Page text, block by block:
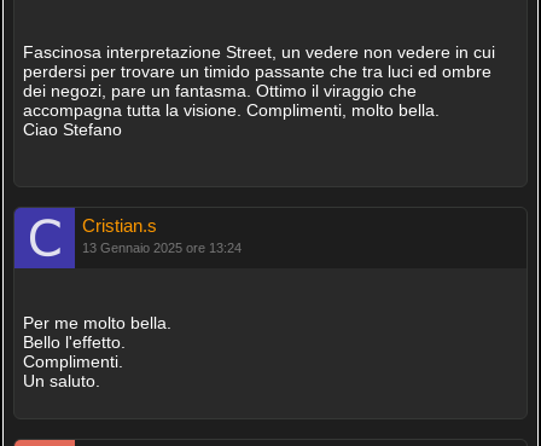
Fascinosa interpretazione Street, un vedere non vedere in cui
perdersi per trovare un timido passante che tra luci ed ombre
dei negozi, pare un fantasma. Ottimo il viraggio che
accompagna tutta la visione. Complimenti, molto bella.
Ciao Stefano
Cristian.s
13 Gennaio 2025 ore 13:24
Per me molto bella.
Bello l'effetto.
Complimenti.
Un saluto.